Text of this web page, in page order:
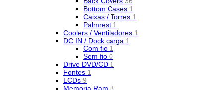
Bottom Cases 1
Caixas / Torres 1
Palmrest 1
Coolers / Ventiladores 1
DC IN / Dock carga 1
Com fio 1
Sem fio 0
Drive DVD/CD 1
Fontes 1
LCDs 9
Memoria Ram 8